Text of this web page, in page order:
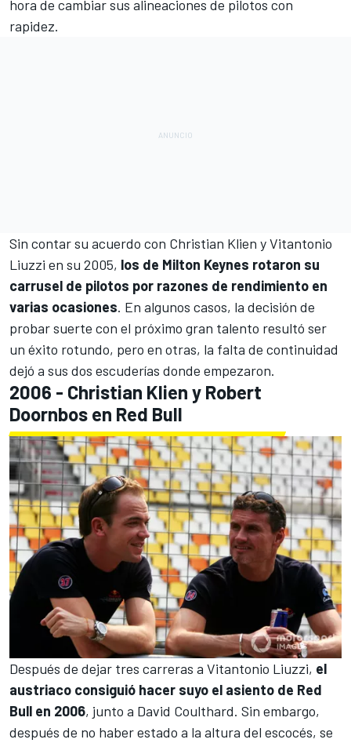
hora de cambiar sus alineaciones de pilotos con
rapidez.
Sin contar su acuerdo con Christian Klien yVitantonio
Liuzzi en su 2005, los de Milton Keynes rotaron su
carrusel de pilotos por razones de rendimiento en
varias ocasiones. En algunos casos, la decisión de
probar suerte con el próximo gran talento resultó ser
un éxito rotundo, pero en otras, la falta de continuidad
dejó a sus dos escuderías donde empezaron.
2006 - Christian Klien y Robert
Doornbos en Red Bull
Después de dejar tres carreras a Vitantonio Liuzzi, el
austriaco consiguió hacer suyo el asiento de Red
Bull en 2006, junto a David Coulthard. Sin embargo,
después de no haber estado a la altura del escocés, se